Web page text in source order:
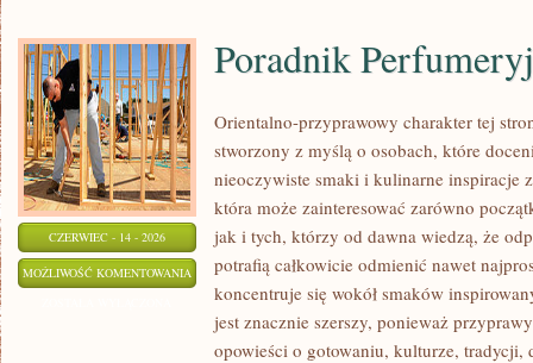
CZERWIEC - 14 - 2026
MOŻLIWOŚĆ KOMENTOWANIA PORADNIK
PERFUMERYJNY
Poradnik
Orientalno-przyprawowy charakter tej
stworzony z myślą o osobach, które
nieoczywiste smaki i kulinarne inspiracje
która może zainteresować zarówno
jak i tych, którzy od dawna wiedzą, że
potrafią całkowicie odmienić nawet
koncentruje się wokół smaków
jest znacznie szerszy, ponieważ
opowieści o gotowaniu, kulturze, tradycji,